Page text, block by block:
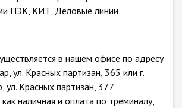
ПЭК, КИТ, Деловые линии
в нашем офисе по адресу
ул. Красных партизан, 365 или г.
ул. Красных партизан, 377
наличная и оплата по треминалу,